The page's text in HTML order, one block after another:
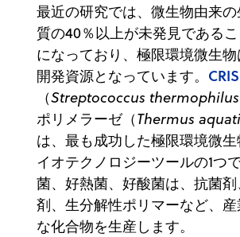
最近の研究では、微生物由来
質の40％以上が未発見である
になっており、極限環境微生
開発資源となっています。
（Streptococcus thermophilus
ポリメラーゼ（Thermus
は、最も成功した極限環境微
イオテクノロジーツールの1つ
菌、好熱菌、好酸菌は、抗菌
剤、生分解性ポリマーなど、
な化合物を生産します。